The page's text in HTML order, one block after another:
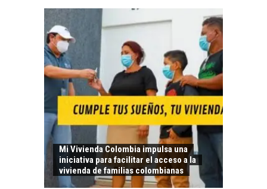
Mi Vivienda Colombia impulsa una
iniciativa para facilitar el acceso a la
vivienda de familias colombianas